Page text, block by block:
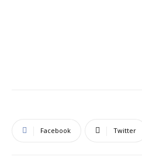
Facebook Twitter